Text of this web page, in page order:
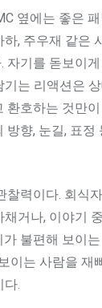
옆에는 좋은
, 주우재 같은
자기를 돋보이
는 리액션은
환호하는 것만
방향, 눈길, 표정
찰력이다. 회식
거나, 이야기
불편해 보이
이는 사람을 재
다.